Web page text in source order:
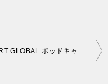
SPORT GLOBAL ポッドキャスト「海外×スポーツビジネスのリアル」シーズン2第3回 「 電通からパデュー大学MBA、そしてスポーツブランディングジャパンへ」